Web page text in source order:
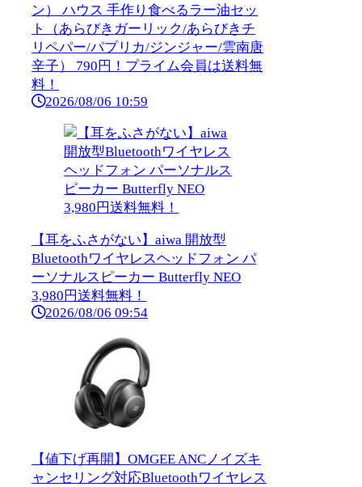
ン） ハウス 手作り食べるラー油セッ
ト（あらびきガーリック/あらびきチ
リペパー/パプリカ/ジンジャー/雲南唐
辛子） 790円！プライム会員は送料無
料！
2026/08/06 10:59
【耳をふさがない】aiwa 開放型
Bluetoothワイヤレスヘッドフォン パ
ーソナルスピーカー Butterfly NEO
3,980円送料無料！
2026/08/06 09:54
【値下げ再開】OMGEE ANCノイズキ
ャンセリング対応Bluetoothワイヤレス